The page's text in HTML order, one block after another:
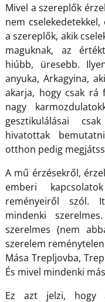
Mivel a szereplők
nem
a szereplők, akik
maguknak, az
hiúbb, üresebb.
anyuka, Arkagyina,
akarja, hogy csak rá
nagy
gesztikulálásai
hivatottak
otthon pedig
A mű érzésekről,
emberi
reményeiről szól.
mindenki
szerelmes (nem
szerelem
Mása Trepljovba,
És mivel mindenki
Ez azt jelzi, hogy